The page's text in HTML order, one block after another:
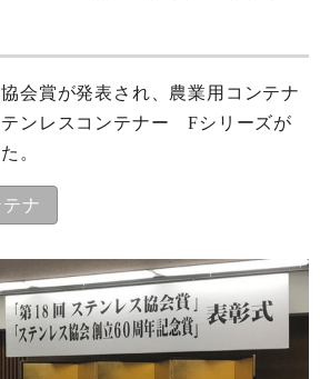
会賞が発表され、農業用コンテナ
ンレスコンテナー Fシリーズが
。
ナ